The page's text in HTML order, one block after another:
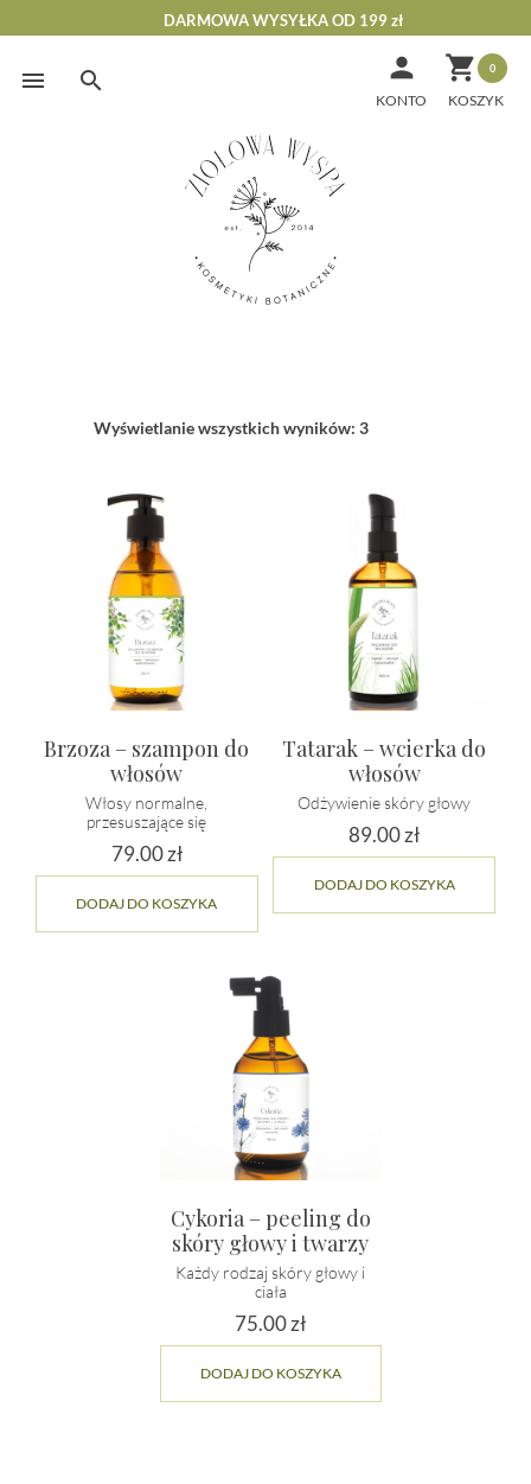
Skip
DARMOWA WYSYŁKA OD 199 zł
 0

KONTO
Wyświetlanie wszystkich wyników: 3
Brzoza – szampon do
włosów
Włosy normalne,
przesuszające się
79.00zł
DODAJ DO KOSZYKA
Tatarak – wcierka do
włosów
Odżywienie skóry głowy
89.00zł
DODAJ DO KOSZYKA
Cykoria – peeling do
skóry głowy i twarzy
Każdy rodzaj skóry głowy i
ciała
75.00zł
DODAJ DO KOSZYKA